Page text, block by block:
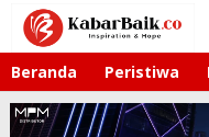
Lewati
konten
Beranda Peristiwa